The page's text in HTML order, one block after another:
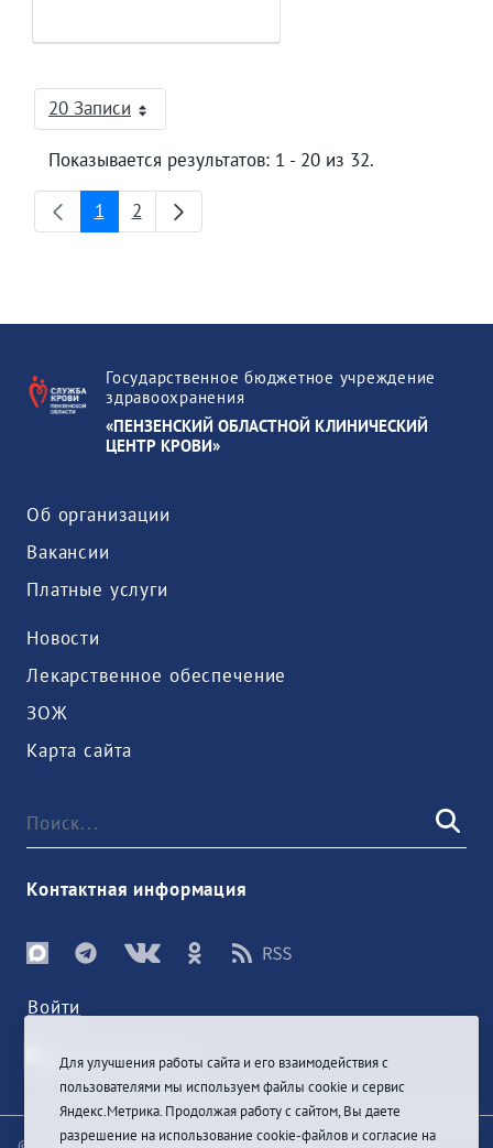
20 ЗаписиНа страницу
Показывается результатов: 1 - 20 из 32.
Страница
1 Страница
2
Государственное бюджетное учреждение
здравоохранения
«ПЕНЗЕНСКИЙ ОБЛАСТНОЙ КЛИНИЧЕСКИЙ
ЦЕНТР КРОВИ»
Об организации
Вакансии
Платные услуги
Новости
Лекарственное обеспечение
ЗОЖ
Карта сайта
Контактная информация
Войти
Для улучшения работы сайта и его взаимодействия с
пользователями мы используем файлы cookie и сервис
Яндекс.Метрика. Продолжая работу с сайтом, Вы даете
разрешение на использование cookie-файлов и согласие на